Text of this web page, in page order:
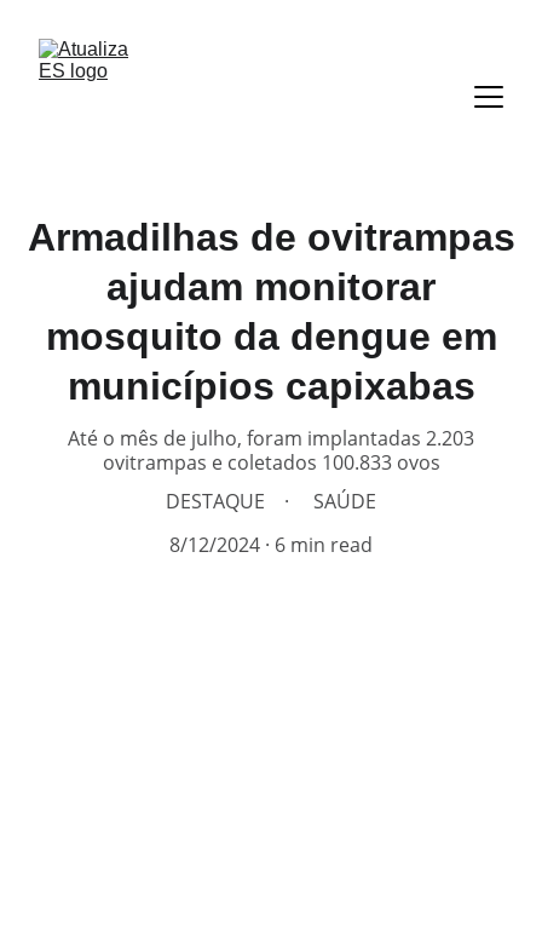
Armadilhas de ovitrampas
ajudam monitorar
mosquito da dengue em
municípios capixabas
Até o mês de julho, foram implantadas 2.203
ovitrampas e coletados 100.833 ovos
DESTAQUE
SAÚDE
8/12/2024 6 min read